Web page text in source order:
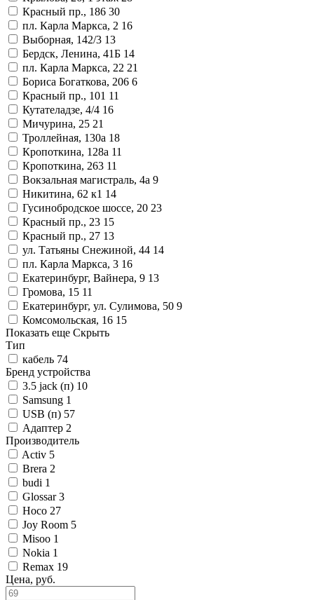
Красный пр., 186 30
пл. Карла Маркса, 2 16
Выборная, 142/3 13
Бердск, Ленина, 41Б 14
пл. Карла Маркса, 22 21
Бориса Богаткова, 206 6
Красный пр., 101 11
Кутателадзе, 4/4 16
Мичурина, 25 21
Троллейная, 130а 18
Кропоткина, 128а 11
Кропоткина, 263 11
Вокзальная магистраль, 4а 9
Никитина, 62 к1 14
Гусинобродское шоссе, 20 23
Красный пр., 23 15
Красный пр., 27 13
ул. Татьяны Снежиной, 44 14
пл. Карла Маркса, 3 16
Екатеринбург, Вайнера, 9 13
Громова, 15 11
Екатеринбург, ул. Сулимова, 50 9
Комсомольская, 16 15
Показать еще Скрыть
Тип
кабель 74
Бренд устройства
3.5 jack (п) 10
Samsung 1
USB (п) 57
Адаптер 2
Производитель
Activ 5
Brera 2
budi 1
Glossar 3
Hoco 27
Joy Room 5
Misoo 1
Nokia 1
Remax 19
Цена, руб.